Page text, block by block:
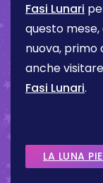
Fasi Lunari
questo
nuova,
anche
Fasi Lunari.
LA LUNA